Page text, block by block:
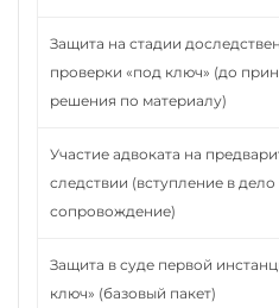
Защита на стадии
проверки «под ключ» (до
решения по материалу)
Участие адвоката на
следствии (вступление в дело
сопровождение)
Защита в суде первой
ключ» (базовый пакет)